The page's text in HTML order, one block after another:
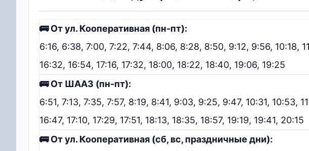
🚌 От ул. Кооперативная (пн-пт):
6:16, 6:38, 7:00, 7:22, 7:44, 8:06, 8:28, 8:50, 9:12, 9:56, 10:18,
16:32, 16:54, 17:16, 17:32, 18:00, 18:22, 18:40, 19:06, 19:25
🚌 От ШААЗ (пн-пт):
6:51, 7:13, 7:35, 7:57, 8:19, 8:41, 9:03, 9:25, 9:47, 10:31, 10:53,
16:47, 17:10, 17:29, 17:51, 18:13, 18:35, 18:57, 19:19, 19:41, 20:15
🚌 От ул. Кооперативная (сб, вс, праздничные дни):